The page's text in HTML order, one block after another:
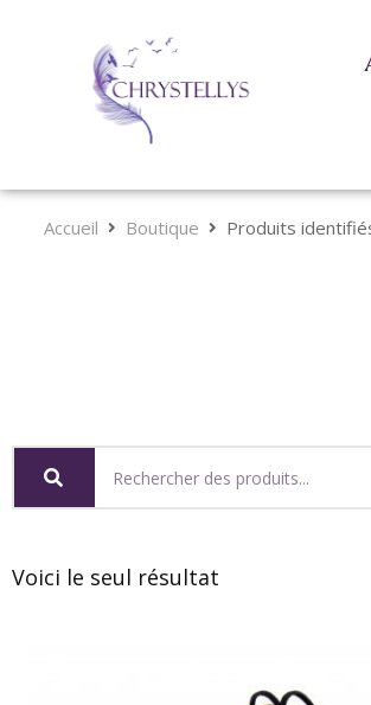
Accueil Boutique Produits
Voici le seul résultat